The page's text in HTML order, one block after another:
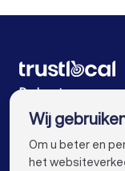
Aannemers
Aannemers
Aannemers in
Aannemers in
De beste
Wij
Om u beter en
het